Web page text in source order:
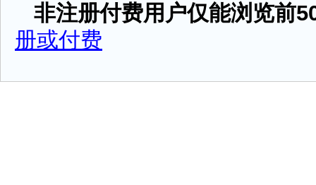
非注册付费用户仅能浏览前
册或付费